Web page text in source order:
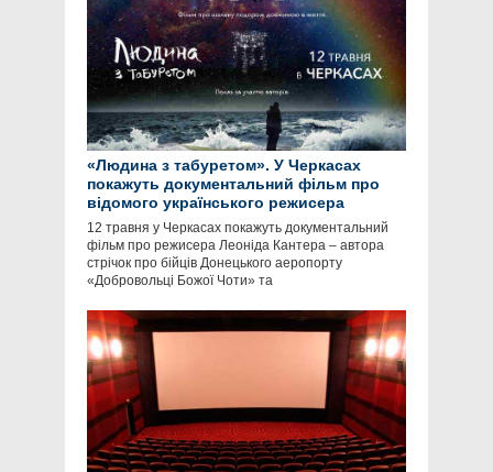
«Людина з табуретом». У Черкасах
покажуть документальний фільм про
відомого українського режисера
12 травня у Черкасах покажуть документальний
фільм про режисера Леоніда Кантера – автора
стрічок про бійців Донецького аеропорту
«Добровольці Божої Чоти» та